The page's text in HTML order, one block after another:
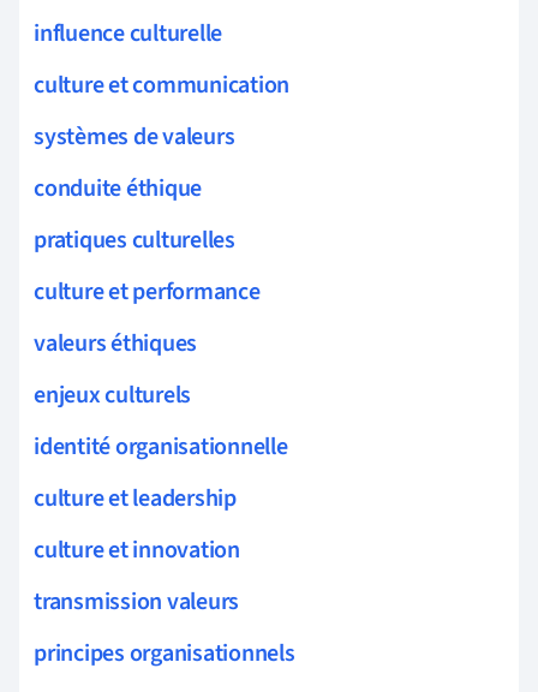
influence culturelle
culture et communication
systèmes de valeurs
conduite éthique
pratiques culturelles
culture et performance
valeurs éthiques
enjeux culturels
identité organisationnelle
culture et leadership
culture et innovation
transmission valeurs
principes organisationnels